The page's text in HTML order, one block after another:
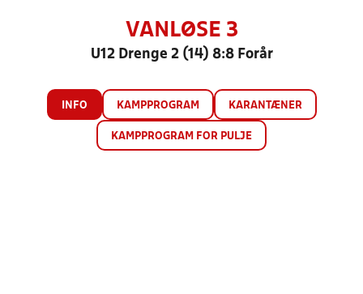
VANLØSE 3
U12 Drenge 2 (14) 8:8 Forår
INFO KAMPPROGRAM KARANTÆNER
KAMPPROGRAM FOR PULJE